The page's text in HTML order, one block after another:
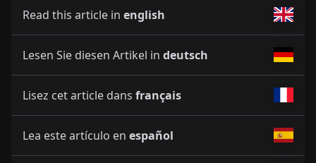
Read this article in english
Lesen Sie diesen Artikel in deutsch
Lisez cet article dans français
Lea este artículo en español